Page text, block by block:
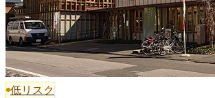
低リスク